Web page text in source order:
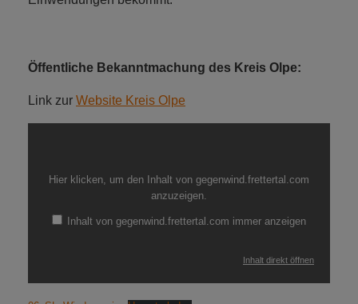
Öffentliche Bekanntmachung des Kreis Olpe:
Link zur Website Kreis Olpe
Inhalt
Hier klicken, um den Inhalt von gegenwind.frettertal.com
anzuzeigen.
Inhalt von gegenwind.frettertal.com immer anzeigen
Inhalt direkt öffnen